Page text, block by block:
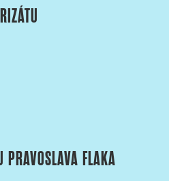
FLAKA